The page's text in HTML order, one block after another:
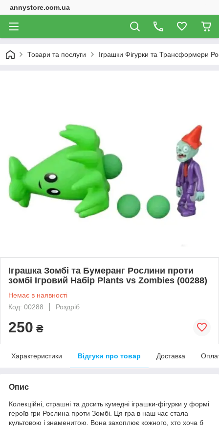
annystore.com.ua
Товари та послуги Іграшки Фігурки та Трансформери
Іграшка Зомбі та Бумеранг Рослини проти
зомбі Ігровий Набір Plants vs Zombies (00288)
Немає в наявності
Код: 00288
Роздріб
250 ₴
Характеристики Відгуки про товар Доставка
Опис
Колекційні, страшні та досить кумедні іграшки-фігурки у формі
героїв гри Рослина проти Зомбі. Ця гра в наш час стала
культовою і знаменитою. Вона захоплює кожного, хто хоча б